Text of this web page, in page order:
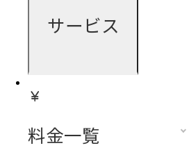
サービス
料金一覧